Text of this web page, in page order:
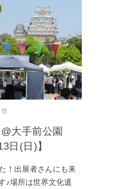
せ
大手前公園
日(日)】
！出展者さんにも来
♪場所は世界文化遺